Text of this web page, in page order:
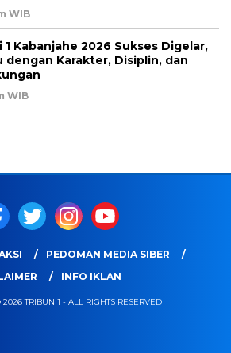
WIB
1 Kabanjahe 2026 Sukses Digelar,
dengan Karakter, Disiplin, dan
WIB
PEDOMAN MEDIA SIBER
INFO IKLAN
TRIBUN 1 - ALL RIGHTS RESERVED